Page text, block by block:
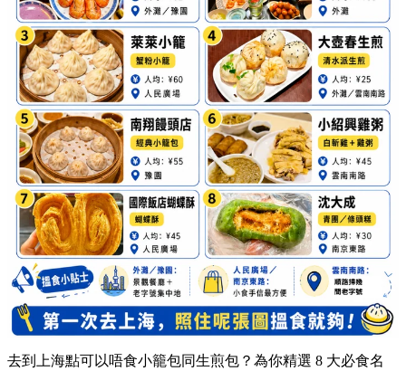
去到上海點可以唔食小籠包同生煎包？為你精選 8 大必食名